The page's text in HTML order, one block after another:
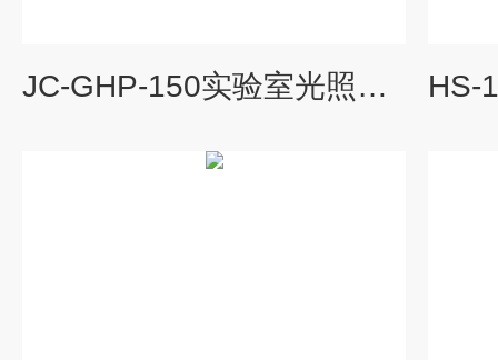
JC-GHP-150实验室光照培养箱